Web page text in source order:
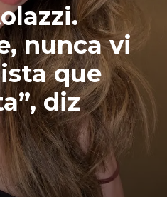
nunca vi
que
diz